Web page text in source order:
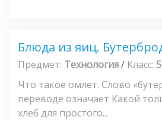
Блюда из яиц.
Предмет: Технология/ Класс: 5
Что такое омлет. Слово
переводе означает Какой
хлеб для простого...